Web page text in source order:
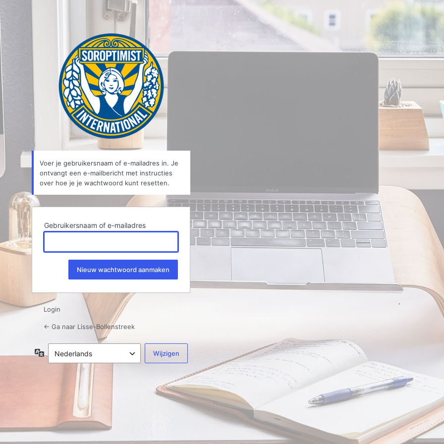
Voer je gebruikersnaam of e-mailadres in. Je
ontvangt een e-mailbericht met instructies
over hoe je je wachtwoord kunt resetten.
Gebruikersnaam of e-mailadres
Login
← Ga naar Lisse-Bollenstreek
Taal